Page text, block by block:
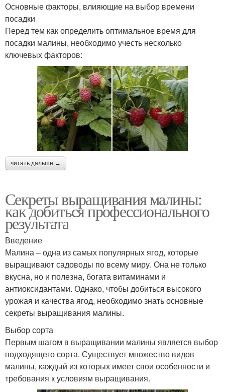
Основные факторы, влияющие на выбор времени
посадки
Перед тем как определить оптимальное время для
посадки малины, необходимо учесть несколько
ключевых факторов:
читать дальше →
Секреты выращивания малины:
как добиться профессионального
результата
Введение
Малина – одна из самых популярных ягод, которые
выращивают садоводы по всему миру. Она не только
вкусна, но и полезна, богата витаминами и
антиоксидантами. Однако, чтобы добиться высокого
урожая и качества ягод, необходимо знать основные
секреты выращивания малины.
Выбор сорта
Первым шагом в выращивании малины является выбор
подходящего сорта. Существует множество видов
малины, каждый из которых имеет свои особенности и
требования к условиям выращивания.